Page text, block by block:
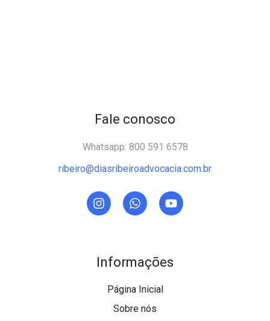
Informações
Página Inicial
Sobre nós
Fale conosco
Whatsapp: 800 591 6578
ribeiro@diasribeiroadvocacia.com.br